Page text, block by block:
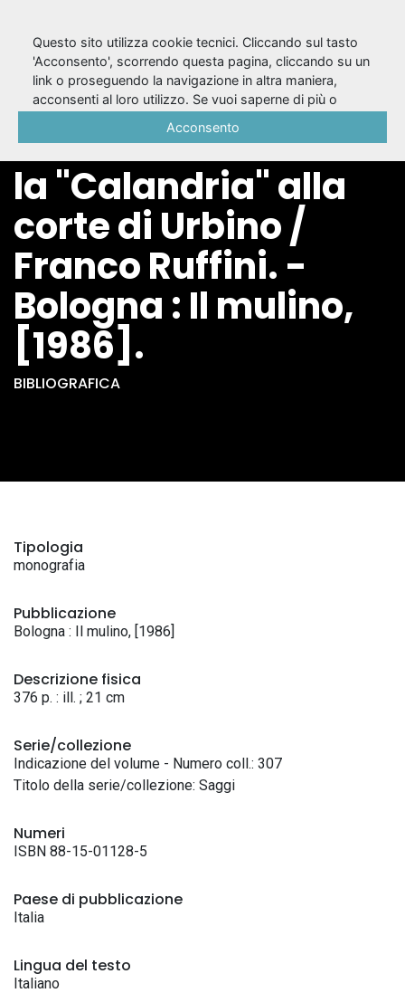
Commedia e festa
nel Rinascimento :
la "Calandria" alla
corte di Urbino /
Franco Ruffini. -
Bologna : Il mulino,
[1986].
BIBLIOGRAFICA
Tipologia
monografia
Pubblicazione
Bologna : Il mulino, [1986]
Descrizione fisica
376 p. : ill. ; 21 cm
Serie/collezione
Indicazione del volume - Numero coll.: 307
Titolo della serie/collezione: Saggi
Numeri
ISBN 88-15-01128-5
Paese di pubblicazione
Italia
Lingua del testo
Italiano
Questo sito utilizza cookie tecnici. Cliccando sul tasto
'Acconsento', scorrendo questa pagina, cliccando su un
link o proseguendo la navigazione in altra maniera,
acconsenti al loro utilizzo. Se vuoi saperne di più o
Acconsento